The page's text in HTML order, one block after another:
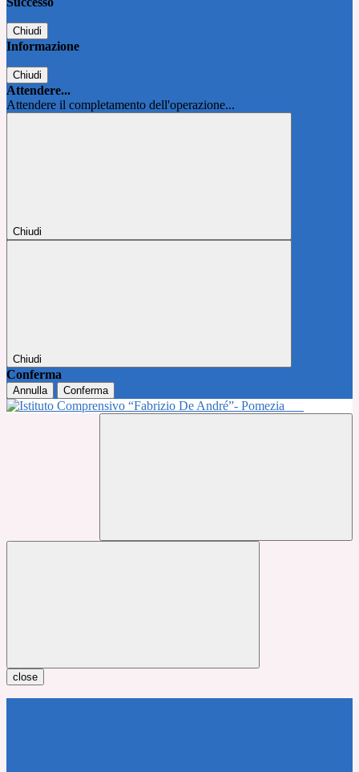
Chiudi
Informazione
Chiudi
Attendere...
Attendere il completamento dell'operazione...
Chiudi
Chiudi
Conferma
Annulla Conferma
close